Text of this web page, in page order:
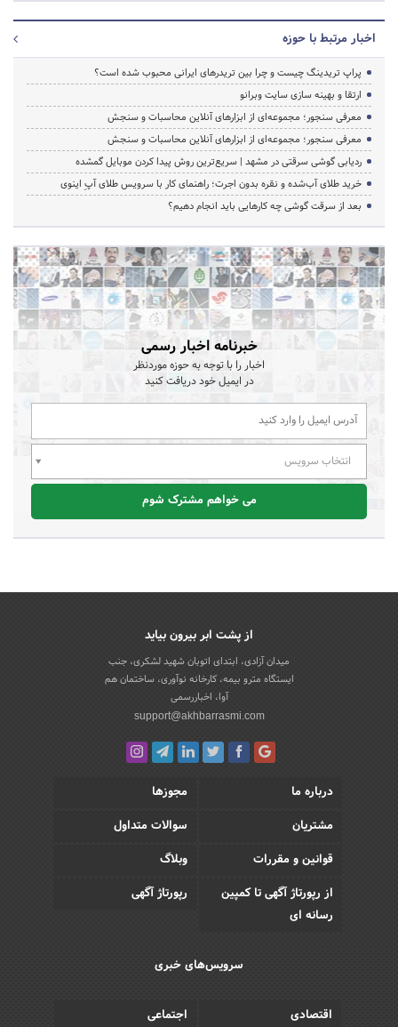
اخبار مرتبط با حوزه
پراپ تریدینگ چیست و چرا بین تریدرهای ایرانی محبوب شده است؟
ارتقا و بهینه سازی سایت وبرانو
معرفی سنجور؛ مجموعه‌ای از ابزارهای آنلاین محاسبات و سنجش
معرفی سنجور؛ مجموعه‌ای از ابزارهای آنلاین محاسبات و سنجش
ردیابی گوشی سرقتی در مشهد | سریع‌ترین روش پیدا کردن موبایل گمشده
خرید طلای آب‌شده و نقره بدون اجرت؛ راهنمای کار با سرویس طلای آپِ اینوی
بعد از سرقت گوشی چه کارهایی باید انجام دهیم؟
خبرنامه اخبار رسمی
اخبار را با توجه به حوزه موردنظر
در ایمیل خود دریافت کنید
انتخاب سرویس
می خواهم مشترک شوم
از پشت ابر بیرون بیاید
میدان آزادی، ابتدای اتوبان شهید لشکری، جنب
ایستگاه مترو بیمه، کارخانه نوآوری، ساختمان هم
آوا، اخباررسمی
support@akhbarrasmi.com
درباره ما
مجوزها
مشتریان
سوالات متداول
قوانین و مقررات
وبلاگ
از رپورتاژ آگهی تا کمپین
رسانه ای
رپورتاژ آگهی
سرویس‌های خبری
اقتصادی اجتماعی